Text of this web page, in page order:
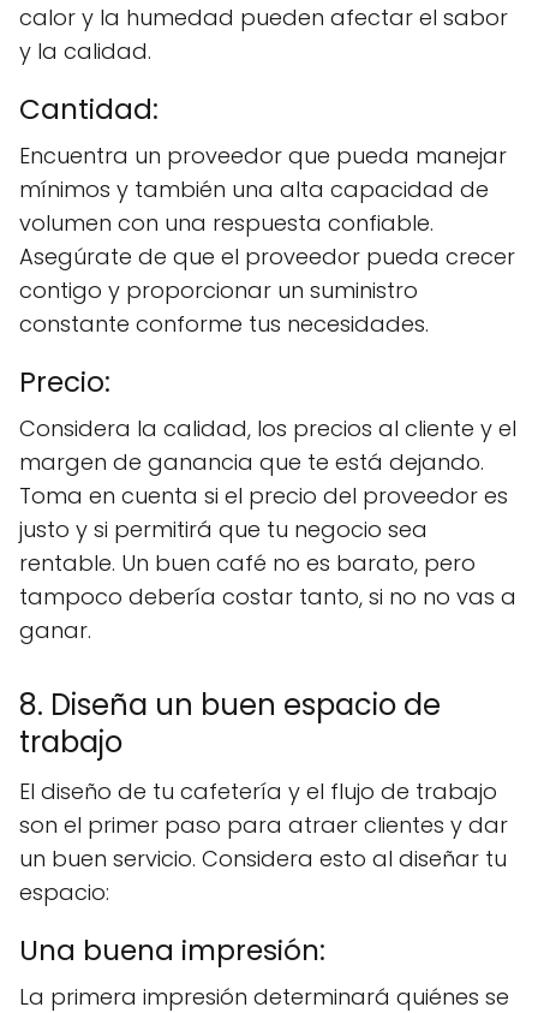
calor y la humedad pueden afectar el sabor
y la calidad.
Cantidad:
Encuentra un proveedor que pueda manejar
mínimos y también una alta capacidad de
volumen con una respuesta confiable.
Asegúrate de que el proveedor pueda crecer
contigo y proporcionar un suministro
constante conforme tus necesidades.
Precio:
Considera la calidad, los precios al cliente y el
margen de ganancia que te está dejando.
Toma en cuenta si el precio del proveedor es
justo y si permitirá que tu negocio sea
rentable. Un buen café no es barato, pero
tampoco debería costar tanto, si no no vas a
ganar.
8. Diseña un buen espacio de
trabajo
El diseño de tu cafetería y el flujo de trabajo
son el primer paso para atraer clientes y dar
un buen servicio. Considera esto al diseñar tu
espacio:
Una buena impresión:
La primera impresión determinará quiénes se